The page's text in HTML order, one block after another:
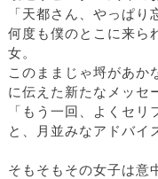
「天都さん、やっぱり
何度も僕のとこに来ら
女。
このままじゃ埒があか
に伝えた新たなメッセ
「もう一回、よくセリ
と、月並みなアドバイ
そもそもその女子は意